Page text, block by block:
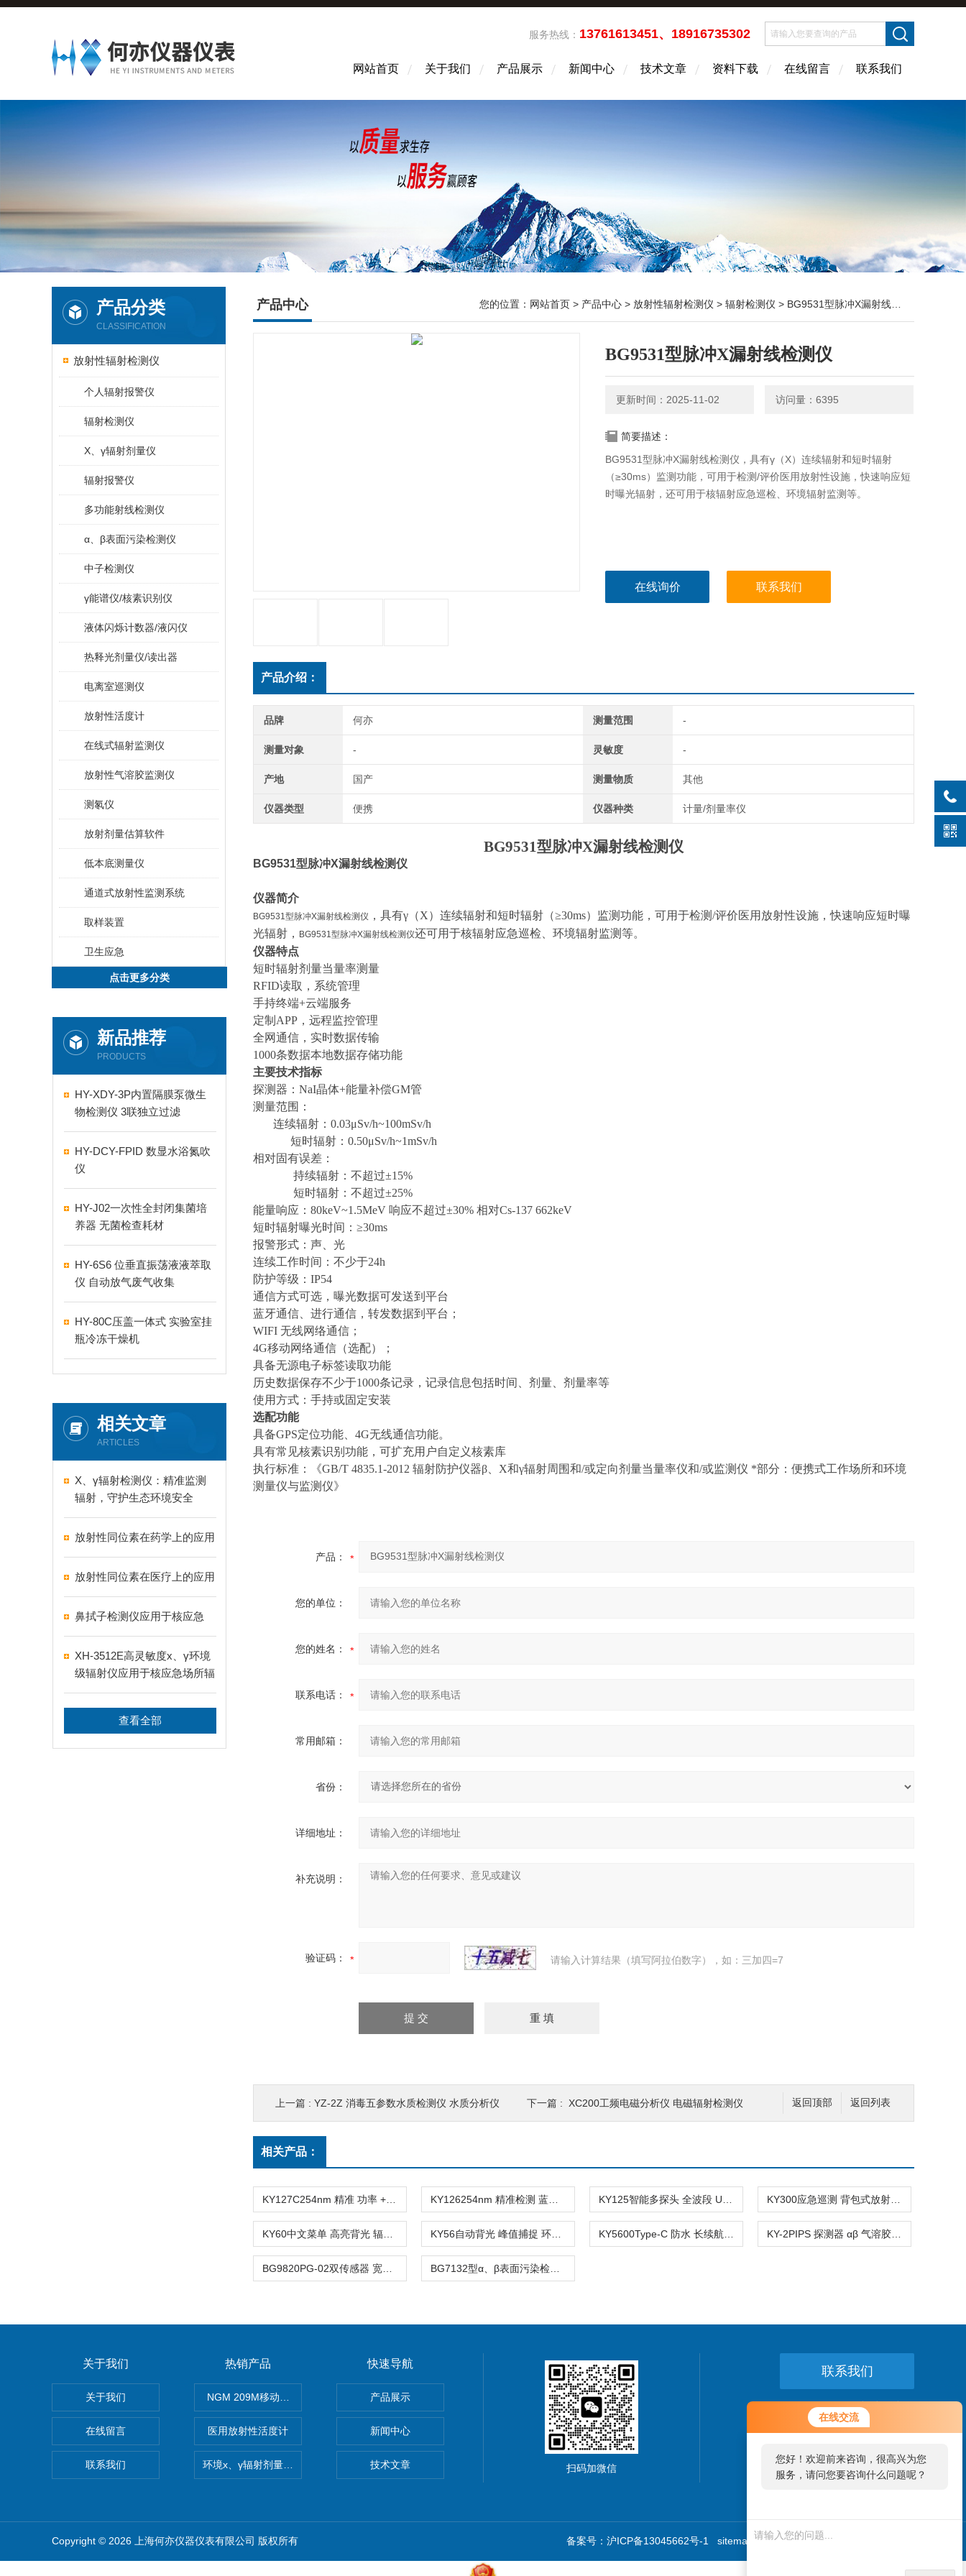
在线交流
您好！欢迎前来咨询，很高兴为您
服务，请问您要咨询什么问题呢？
服务热线： 13761613451、18916735302
网站首页 关于我们 产品展示 新闻中心 技术文章 资料下载 在线留言 联系我们
产品分类
CLASSIFICATION
放射性辐射检测仪
个人辐射报警仪
辐射检测仪
X、γ辐射剂量仪
辐射报警仪
多功能射线检测仪
α、β表面污染检测仪
中子检测仪
γ能谱仪/核素识别仪
液体闪烁计数器/液闪仪
热释光剂量仪/读出器
电离室巡测仪
放射性活度计
在线式辐射监测仪
放射性气溶胶监测仪
测氡仪
放射剂量估算软件
低本底测量仪
通道式放射性监测系统
取样装置
卫生应急
点击更多分类
新品推荐
PRODUCTS
HY-XDY-3P内置隔膜泵微生
物检测仪 3联独立过滤
HY-DCY-FPID 数显水浴氮吹
仪
HY-J02一次性全封闭集菌培
养器 无菌检查耗材
HY-6S6 位垂直振荡液液萃取
仪 自动放气废气收集
HY-80C压盖一体式 实验室挂
瓶冷冻干燥机
相关文章
ARTICLES
X、γ辐射检测仪：精准监测
辐射，守护生态环境安全
放射性同位素在药学上的应用
放射性同位素在医疗上的应用
鼻拭子检测仪应用于核应急
XH-3512E高灵敏度x、γ环境
级辐射仪应用于核应急场所辐
射测量
查看全部
产品中心 您的位置： 网站首页 > 产品中心 > 放射性辐射检测仪 > 辐射检测仪 > BG9531型脉冲X漏射线检测仪
BG9531型脉冲X漏射线检测仪
更新时间：2025-11-02 访问量：6395
简要描述：
BG9531型脉冲X漏射线检测仪，具有γ（X）连续辐射和短时辐射
（≥30ms）监测功能，可用于检测/评价医用放射性设施，快速响应短
时曝光辐射，还可用于核辐射应急巡检、环境辐射监测等。
在线询价 联系我们
产品介绍：
品牌 何亦 测量范围 -
测量对象 - 灵敏度 -
产地 国产 测量物质 其他
仪器类型 便携 仪器种类 计量/剂量率仪
BG9531型脉冲X漏射线检测仪
BG9531型脉冲X漏射线检测仪
仪器简介
BG9531型脉冲X漏射线检测仪 ，具有γ（X）连续辐射和短时辐射（≥30ms）监测功能，可用于检测/评价医用放射性设施，快速响应短时曝
光辐射，
BG9531型脉冲X漏射线检测仪还可用于核辐射应急巡检、环境辐射监测等。
仪器特点
短时辐射剂量当量率测量
RFID读取，系统管理
手持终端+云端服务
定制APP，远程监控管理
全网通信，实时数据传输
1000条数据本地数据存储功能
主要技术指标
探测器：NaI晶体+能量补偿GM管
测量范围：
连续辐射：0.03μSv/h~100mSv/h
短时辐射：0.50μSv/h~1mSv/h
相对固有误差：
持续辐射：不超过±15%
短时辐射：不超过±25%
能量响应：80keV~1.5MeV 响应不超过±30% 相对Cs-137 662keV
短时辐射曝光时间：≥30ms
报警形式：声、光
连续工作时间：不少于24h
防护等级：IP54
通信方式可选，曝光数据可发送到平台
蓝牙通信、进行通信，转发数据到平台；
WIFI 无线网络通信；
4G移动网络通信（选配）；
具备无源电子标签读取功能
历史数据保存不少于1000条记录，记录信息包括时间、剂量、剂量率等
使用方式：手持或固定安装
选配功能
具备GPS定位功能、4G无线通信功能。
具有常见核素识别功能，可扩充用户自定义核素库
执行标准：《GB/T 4835.1-2012 辐射防护仪器β、X和γ辐射周围和/或定向剂量当量率仪和/或监测仪 *部分：便携式工作场所和环境
测量仪与监测仪》
产品：
您的单位：
您的姓名：
联系电话：
常用邮箱：
省份：
详细地址：
补充说明：
验证码： 请输入计算结果（填写阿拉伯数字），如：三加四=7
返回列表
返回顶部
上一篇 : YZ-2Z 消毒五参数水质检测仪 水质分析仪 下一篇 : XC200工频电磁分析仪 电磁辐射检测仪
相关产品：
关于我们
关于我们
在线留言
联系我们
热销产品
NGM 209M移动式惰性气体监测仪 辐射测量仪
医用放射性活度计
环境x、γ辐射剂量率仪
快速导航
产品展示
新闻中心
技术文章 扫码加微信
联系我们
24小时热线：
021-64056375
Copyright © 2026 上海何亦仪器仪表有限公司 版权所有 备案号：沪ICP备13045662号-1 sitemap.xml技术支持：环保在线